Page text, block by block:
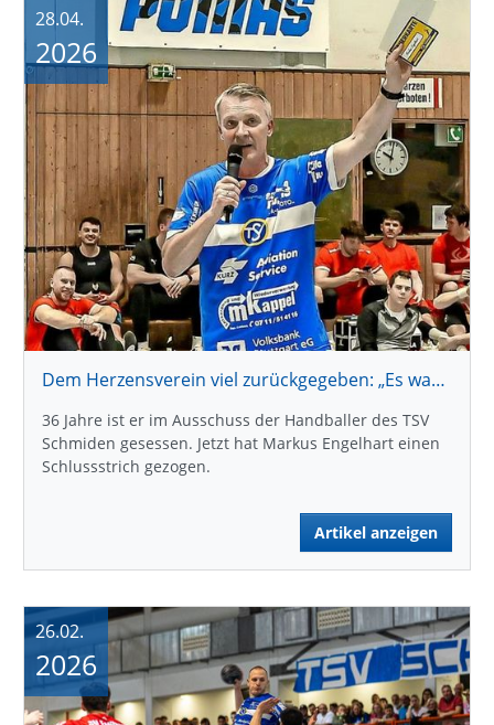
Dem Herzensverein viel zurückgegeben: „Es war eine super schöne Zeit“
36 Jahre ist er im Ausschuss der Handballer des TSV
Schmiden gesessen. Jetzt hat Markus Engelhart einen
Schlussstrich gezogen.
Artikel anzeigen
28.04.
2026
26.02.
2026